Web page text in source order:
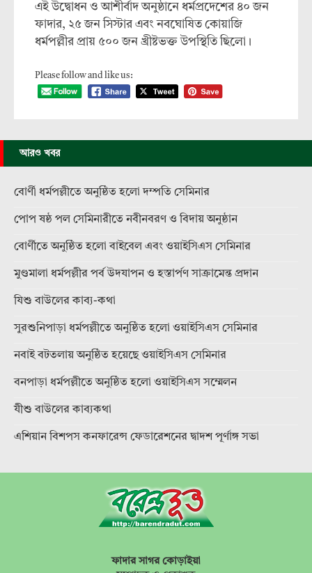
এই উদ্বোধন ও আশীর্বাদ অনুষ্ঠানে ধর্মপ্রদেশের ৪০ জন
ফাদার, ২৫ জন সিস্টার এবং নবঘোষিত কোয়াজি
ধর্মপল্লীর প্রায় ৫০০ জন খ্রীষ্টভক্ত উপস্থিতি ছিলো।
Please follow and like us:
আরও খবর
বোর্ণী ধর্মপল্লীতে অনুষ্ঠিত হলো দম্পতি সেমিনার
পোপ ষষ্ঠ পল সেমিনারীতে নবীনবরণ ও বিদায় অনুষ্ঠান
বোর্ণীতে অনুষ্ঠিত হলো বাইবেল এবং ওয়াইসিএস সেমিনার
মুণ্ডমালা ধর্মপল্লীর পর্ব উদযাপন ও হস্তার্পণ সাক্রামেন্ত প্রদান
যিশু বাউলের কাব্য-কথা
সুরশুনিপাড়া ধর্মপল্লীতে অনুষ্ঠিত হলো ওয়াইসিএস সেমিনার
নবাই বটতলায় অনুষ্ঠিত হয়েছে ওয়াইসিএস সেমিনার
বনপাড়া ধর্মপল্লীতে অনুষ্ঠিত হলো ওয়াইসিএস সম্মেলন
যীশু বাউলের কাব্যকথা
এশিয়ান বিশপস কনফারেন্স ফেডারেশনের দ্বাদশ পূর্ণাঙ্গ সভা
ফাদার সাগর কোড়াইয়া